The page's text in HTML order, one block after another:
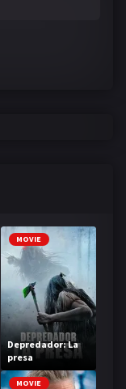
MOVIE
Depredador: La
presa
MOVIE